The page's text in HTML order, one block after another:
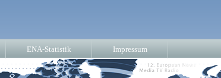
ENA-Statistik Impressum